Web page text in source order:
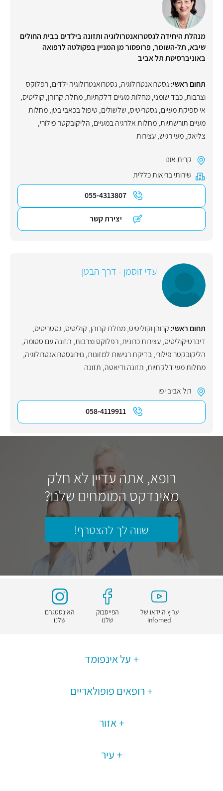
מנהלת היחידה לגסטרואנטרולוגיה ותזונה בילדים בבית החולים
שיבא, תל-השומר, פרופסור מן המניין בפקולטה לרפואה
באוניברסיטת תל אביב
תחום ראשי: גסטרואנטרולוגיה, גסטרואנטרולוגיה ילדים,רפלוקס
וצרבות,כבד שומני,מחלות מעיים דלקתיות,מחלת קרוהן, קוליטיס,
אי ספיקת מעיים, גסטריטיס, שלשולים, טיפול בכאבי בטן,מחלות
מעיים תורשתיות,מחלות אלרגיה במעיים, הליקובקטר פילורי,
צליאק,מעי רגיש,עצירות
קרית אונו
שירותי בריאות כללית
055-4313807
יצירת קשר
עדי זוסמן - דרך הבטן
תחום ראשי: קרוהן וקוליטיס,מחלת קרוהן, קוליטיס, גסטריטיס,
דיברטיקוליטיס,עצירות כרונית,רפלוקס וצרבות, תזונה עם סטומה,
הליקובקטר פילורי,בדיקת רגישות למזונות, נוירוגסטרואנטרולוגיה,
מחלות מעי דלקתיות, תזונה ודיאטה, תזונה
תל אביב יפו
058-4119911
רופא, אתה עדיין לא חלק
מאינדקס המומחים שלנו?
שווה לך להצטרף!
ערוץ הוידאו של
Infomed
הפייסבוק
שלנו
האינסטגרם
שלנו
על אינפומד
רופאים פופולאריים
אזור
עיר